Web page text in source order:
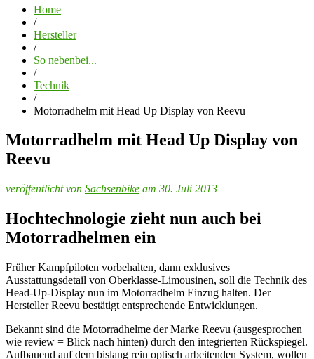
Home
/
Hersteller
/
So nebenbei...
/
Technik
/
Motorradhelm mit Head Up Display von Reevu
Motorradhelm mit Head Up Display von
Reevu
veröffentlicht von Sachsenbike am 30. Juli 2013
Hochtechnologie zieht nun auch bei
Motorradhelmen ein
Früher Kampfpiloten vorbehalten, dann exklusives
Ausstattungsdetail von Oberklasse-Limousinen, soll die Technik des
Head-Up-Display nun im Motorradhelm Einzug halten. Der
Hersteller Reevu bestätigt entsprechende Entwicklungen.
Bekannt sind die Motorradhelme der Marke Reevu (ausgesprochen
wie review = Blick nach hinten) durch den integrierten Rückspiegel.
Aufbauend auf dem bislang rein optisch arbeitenden System, wollen